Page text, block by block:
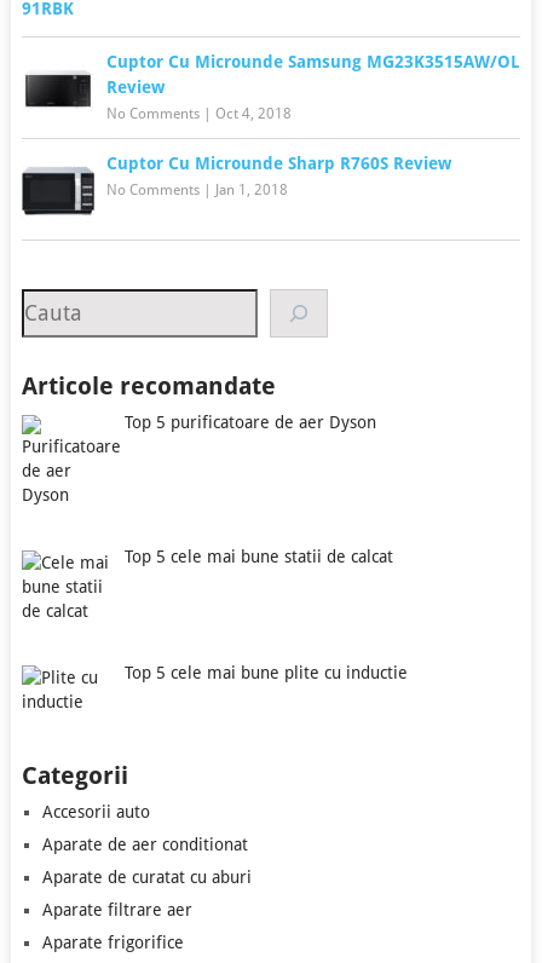
Cuptor Cu Microunde Samsung MG23K3515AW/OL
Review
No Comments| Oct 4, 2018
Cuptor Cu Microunde Sharp R760S Review
No Comments| Jan 1, 2018
Search
Articole recomandate
Top 5 purificatoare de aer Dyson
Top 5 cele mai bune statii de calcat
Top 5 cele mai bune plite cu inductie
Categorii
Accesorii auto
Aparate de aer conditionat
Aparate de curatat cu aburi
Aparate filtrare aer
Aparate frigorifice